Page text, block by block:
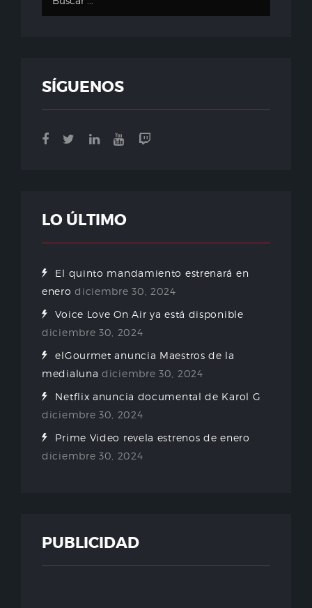
SÍGUENOS
LO ÚLTIMO
El quinto mandamiento estrenará en
enero diciembre 30, 2024
Voice Love On Air ya está disponible
diciembre 30, 2024
elGourmet anuncia Maestros de la
medialuna diciembre 30, 2024
Netflix anuncia documental de Karol G
diciembre 30, 2024
Prime Video revela estrenos de enero
diciembre 30, 2024
PUBLICIDAD